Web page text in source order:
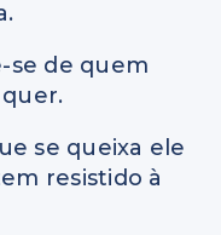
se de quem
se queixa ele
resistido à